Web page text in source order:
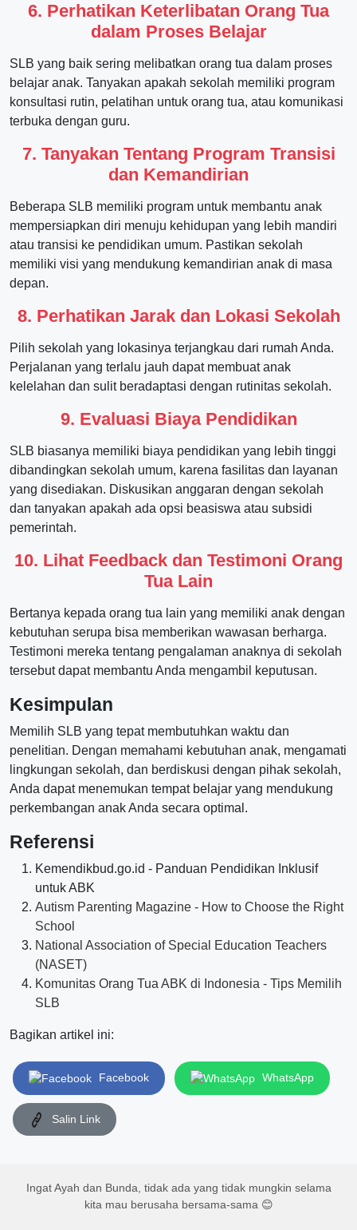
6. Perhatikan Keterlibatan Orang Tua
dalam Proses Belajar
SLB yang baik sering melibatkan orang tua dalam proses
belajar anak. Tanyakan apakah sekolah memiliki program
konsultasi rutin, pelatihan untuk orang tua, atau komunikasi
terbuka dengan guru.
7. Tanyakan Tentang Program Transisi
dan Kemandirian
Beberapa SLB memiliki program untuk membantu anak
mempersiapkan diri menuju kehidupan yang lebih mandiri
atau transisi ke pendidikan umum. Pastikan sekolah
memiliki visi yang mendukung kemandirian anak di masa
depan.
8. Perhatikan Jarak dan Lokasi Sekolah
Pilih sekolah yang lokasinya terjangkau dari rumah Anda.
Perjalanan yang terlalu jauh dapat membuat anak
kelelahan dan sulit beradaptasi dengan rutinitas sekolah.
9. Evaluasi Biaya Pendidikan
SLB biasanya memiliki biaya pendidikan yang lebih tinggi
dibandingkan sekolah umum, karena fasilitas dan layanan
yang disediakan. Diskusikan anggaran dengan sekolah
dan tanyakan apakah ada opsi beasiswa atau subsidi
pemerintah.
10. Lihat Feedback dan Testimoni Orang
Tua Lain
Bertanya kepada orang tua lain yang memiliki anak dengan
kebutuhan serupa bisa memberikan wawasan berharga.
Testimoni mereka tentang pengalaman anaknya di sekolah
tersebut dapat membantu Anda mengambil keputusan.
Kesimpulan
Memilih SLB yang tepat membutuhkan waktu dan
penelitian. Dengan memahami kebutuhan anak, mengamati
lingkungan sekolah, dan berdiskusi dengan pihak sekolah,
Anda dapat menemukan tempat belajar yang mendukung
perkembangan anak Anda secara optimal.
Referensi
Kemendikbud.go.id - Panduan Pendidikan Inklusif
untuk ABK
Autism Parenting Magazine - How to Choose the Right
School
National Association of Special Education Teachers
(NASET)
Komunitas Orang Tua ABK di Indonesia - Tips Memilih
SLB
Bagikan artikel ini:
Facebook WhatsApp
Salin Link
Ingat Ayah dan Bunda, tidak ada yang tidak mungkin selama
kita mau berusaha bersama-sama 😊